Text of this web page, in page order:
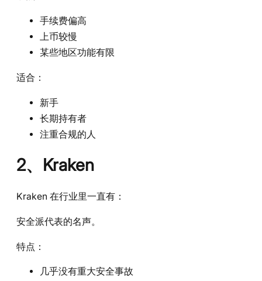
手续费偏高
上币较慢
某些地区功能有限
适合：
新手
长期持有者
注重合规的人
2、Kraken
Kraken 在行业里一直有：
安全派代表的名声。
特点：
几乎没有重大安全事故